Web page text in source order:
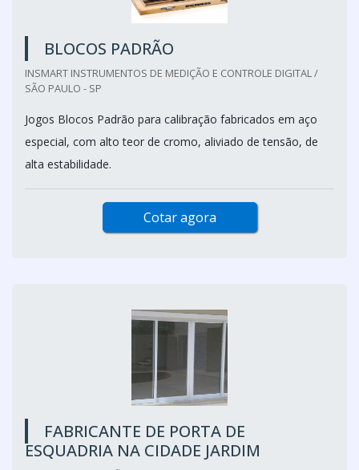
BLOCOS PADRÃO
INSMART INSTRUMENTOS DE MEDIÇÃO E CONTROLE DIGITAL /
SÃO PAULO - SP
Jogos Blocos Padrão para calibração fabricados em aço
especial, com alto teor de cromo, aliviado de tensão, de
alta estabilidade.
Cotar agora
FABRICANTE DE PORTA DE
ESQUADRIA NA CIDADE JARDIM